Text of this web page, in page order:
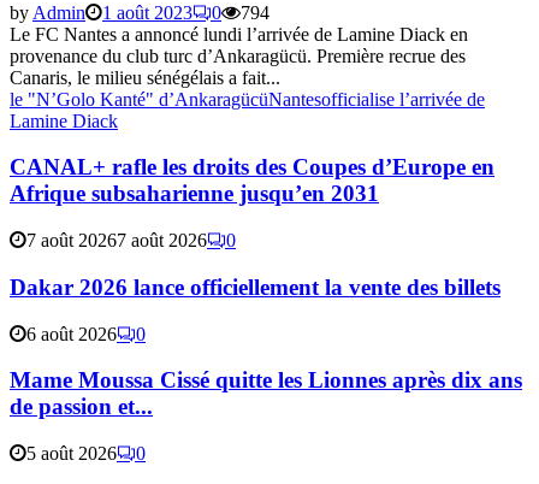
by Admin 1 août 2023 0
794
Le FC Nantes a annoncé lundi l’arrivée de Lamine Diack en
provenance du club turc d’Ankaragücü. Première recrue des
Canaris, le milieu sénégélais a fait...
le "N’Golo Kanté" d’AnkaragücüNantesofficialise l’arrivée de
Lamine Diack
CANAL+ rafle les droits des Coupes d’Europe en
Afrique subsaharienne jusqu’en 2031
7 août 20267 août 2026 0
Dakar 2026 lance officiellement la vente des billets
6 août 2026 0
Mame Moussa Cissé quitte les Lionnes après dix ans
de passion et...
5 août 2026 0